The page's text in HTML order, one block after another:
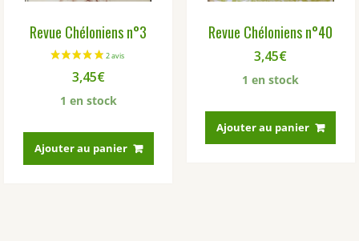
Revue Chéloniens n°3
3,45€
1 en stock
Ajouter au panier
Revue Chéloniens n°40
3,45€
1 en stock
Ajouter au panier